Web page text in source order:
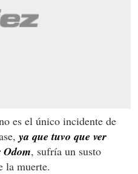
es el único incidente de
ya que tuvo que ver
, sufría un susto
la muerte.